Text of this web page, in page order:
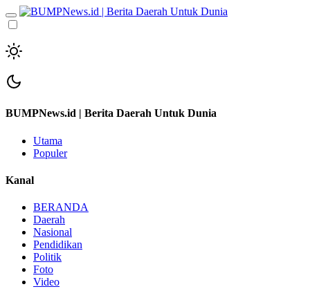
BUMPNews.id | Berita Daerah Untuk Dunia
Utama
Populer
Kanal
BERANDA
Daerah
Nasional
Pendidikan
Politik
Foto
Video